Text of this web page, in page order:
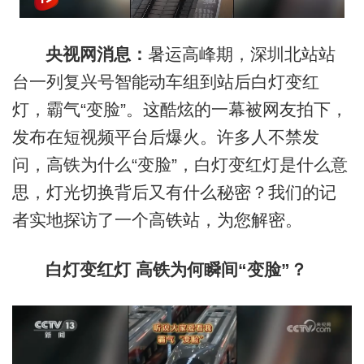
央视网消息： 暑运高峰期，深圳北站站
台一列复兴号智能动车组到站后白灯变红
灯，霸气“变脸”。这酷炫的一幕被网友拍下，
发布在短视频平台后爆火。许多人不禁发
问，高铁为什么“变脸”，白灯变红灯是什么意
思，灯光切换背后又有什么秘密？我们的记
者实地探访了一个高铁站，为您解密。
白灯变红灯 高铁为何瞬间“变脸”？